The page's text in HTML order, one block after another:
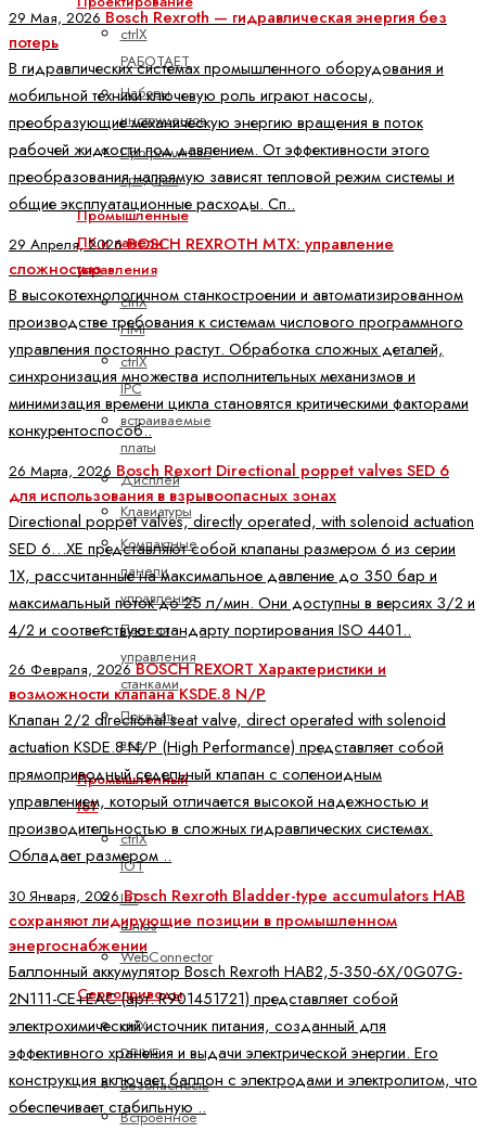
ctrlX
РАБОТАЕТ
Наборы
инструментов
Программные
средства
Промышленные
ПК и панели
управления
ctrlX
HMI
ctrlX
IPC
встраиваемые
платы
Дисплей
Клавиатуры
Компактные
панели
управления
Панели
управления
станками
Показать
все
Промышленный
IoT
ctrlX
IOT
IoT
шлюз
WebConnector
Сервоприводы
ctrlX
DRIVE
Безопасность
Встроенное
29 Мая, 2026 Bosch Rexroth — гидравлическая энергия без
потерь
В гидравлических системах промышленного оборудования и
мобильной техники ключевую роль играют насосы,
преобразующие механическую энергию вращения в поток
рабочей жидкости под давлением. От эффективности этого
преобразования напрямую зависят тепловой режим системы и
общие эксплуатационные расходы. Сп..
29 Апреля, 2026BOSCH REXROTH MTX: управление
сложностью
В высокотехнологичном станкостроении и автоматизированном
производстве требования к системам числового программного
управления постоянно растут. Обработка сложных деталей,
синхронизация множества исполнительных механизмов и
минимизация времени цикла становятся критическими факторами
конкурентоспособ..
26 Марта, 2026 Bosch Rexort Directional poppet valves SED 6
для использования в взрывоопасных зонах
Directional poppet valves, directly operated, with solenoid actuation
SED 6…XE представляют собой клапаны размером 6 из серии
1X, рассчитанные на максимальное давление до 350 бар и
максимальный поток до 25 л/мин. Они доступны в версиях 3/2 и
4/2 и соответствуют стандарту портирования ISO 4401..
26 Февраля, 2026BOSCH REXORT Характеристики и
возможности клапана KSDE.8 N/P
Клапан 2/2 directional seat valve, direct operated with solenoid
actuation KSDE.8 N/P (High Performance) представляет собой
прямоприводный седельный клапан с соленоидным
управлением, который отличается высокой надежностью и
производительностью в сложных гидравлических системах.
Обладает размером ..
30 Января, 2026Bosch Rexroth Bladder-type accumulators HAB
сохраняют лидирующие позиции в промышленном
энергоснабжении
Баллонный аккумулятор Bosch Rexroth HAB2,5-350-6X/0G07G-
2N111-CE+EAC (арт. R901451721) представляет собой
электрохимический источник питания, созданный для
эффективного хранения и выдачи электрической энергии. Его
конструкция включает баллон с электродами и электролитом, что
обеспечивает стабильную ..